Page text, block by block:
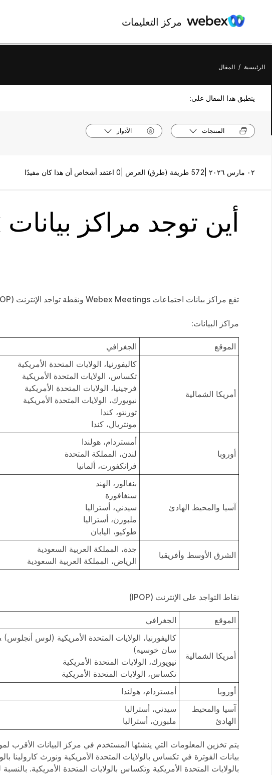
مركز التعليمات
الرئيسية / المقال
ينطبق هذا المقال على:
المنتجات الأدوار
٠٢ مارس ٢٠٢٦ | 572 طريقة (طرق) العرض | 0 اعتقد أشخاص أن هذا كان مفيدًا
أين توجد مراكز بيانات Webex ومواقع iPOP؟
تقع مراكز بيانات اجتماعات Webex Meetings ونقطة تواجد الإنترنت (iPOP) حاليًا في البلدان التالية:
مراكز البيانات:
الموقع الجغرافي
أمريكا الشمالية
كاليفورنيا، الولايات المتحدة الأمريكية
تكساس، الولايات المتحدة الأمريكية
فرجينيا، الولايات المتحدة الأمريكية
نيويورك، الولايات المتحدة الأمريكية
تورنتو، كندا
مونتريال، كندا
أوروبا
أمستردام، هولندا
لندن، المملكة المتحدة
فرانكفورت، ألمانيا
آسيا والمحيط الهادئ
بنغالور، الهند
سنغافورة
سيدني، أستراليا
ملبورن، أستراليا
طوكيو، اليابان
الشرق الأوسط وأفريقيا
جدة، المملكة العربية السعودية
الرياض، المملكة العربية السعودية
نقاط التواجد على الإنترنت (IPOP)
الموقع الجغرافي
أمريكا الشمالية
كاليفورنيا، الولايات المتحدة الأمريكية (لوس أنجلوس)
سان خوسيه)
نيويورك، الولايات المتحدة الأمريكية
تكساس، الولايات المتحدة الأمريكية
أوروبا
أمستردام، هولندا
آسيا والمحيط
الهادئ
سيدني، أستراليا
ملبورن، أستراليا
يتم تخزين المعلومات التي ينشئها المستخدم في مركز البيانات الأقرب
بالولايات المتحدة الأمريكية وتكساس بالولايات المتحدة الأمريكية.